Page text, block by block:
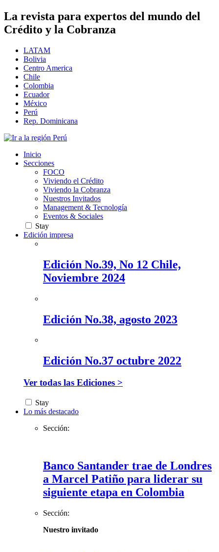
La revista para expertos del mundo del
Crédito y la Cobranza
LATAM
Bolivia
Centro America
Chile
Colombia
Ecuador
México
Perú
Rep. Dominicana
Inicio
Secciones
FOCO
Viviendo el Crédito
Viviendo la Cobranza
Nuestros Invitados
Management & Tecnología
Eventos & Sociales
Stay
Edición impresa
Edición No.39, No 12 Chile,
Noviembre 2024
Edición No.38, agosto 2023
Edición No.37 octubre 2022
Ver todas las Ediciones >
Stay
Lo más destacado
Sección:
Banco Santander trae de Londres
a Marcel Patiño para liderar su
siguiente etapa en Colombia
Sección:
Nuestro invitado